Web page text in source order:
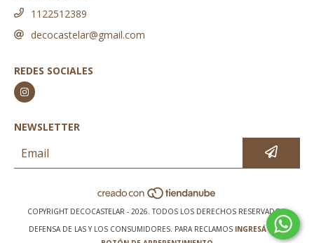
1122512389
decocastelar@gmail.com
REDES SOCIALES
NEWSLETTER
COPYRIGHT DECOCASTELAR - 2026. TODOS LOS DERECHOS RESERVADOS.
DEFENSA DE LAS Y LOS CONSUMIDORES. PARA RECLAMOS INGRESÁ ACÁ.